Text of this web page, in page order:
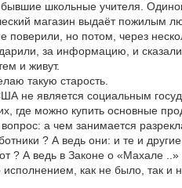
школьные учителя.
магазин выдаёт пожилым
поверили, но потом, через
за информацию, и
и живут.
такую старость.
не является социальным
где можно купить основные
вопрос: а чем занимается
? А ведь они: и те и
? А ведь в Законе о «Махале
исполнением, как не было, так и